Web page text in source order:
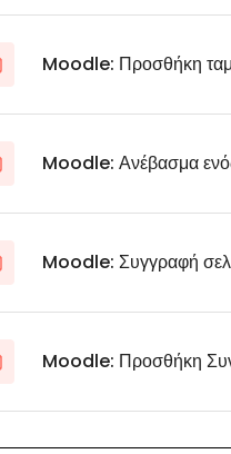
Moodle: Προσθήκη
Moodle: Ανέβασμα
Moodle: Συγγραφή
Moodle: Προσθήκη